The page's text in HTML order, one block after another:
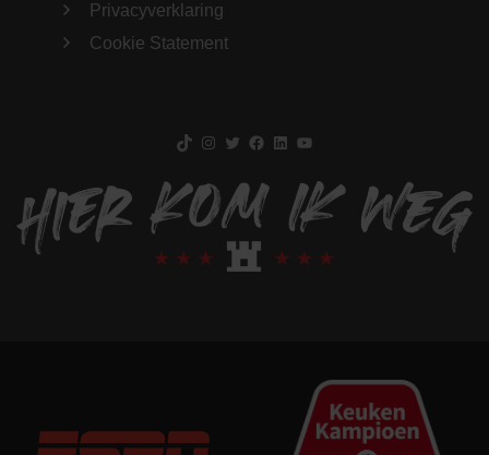
Privacyverklaring
Cookie Statement